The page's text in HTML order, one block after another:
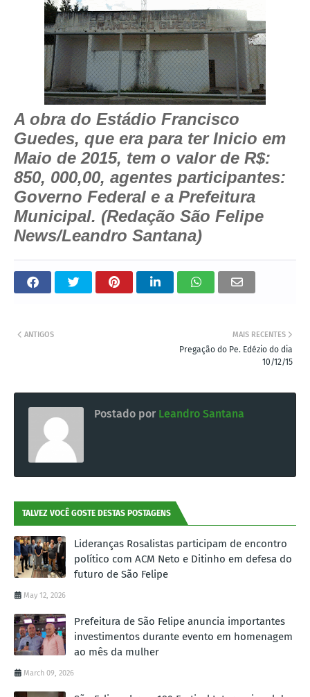
A obra do Estádio Francisco
Guedes, que era para ter Inicio em
Maio de 2015, tem o valor de R$:
850, 000,00, agentes participantes:
Governo Federal e a Prefeitura
Municipal. (Redação São Felipe
News/Leandro Santana)
MAIS RECENTES
Pregação do Pe. Edézio do dia
10/12/15
ANTIGOS
Postado por Leandro Santana
TALVEZ VOCÊ GOSTE DESTAS POSTAGENS
Lideranças Rosalistas participam de encontro
político com ACM Neto e Ditinho em defesa do
futuro de São Felipe
May 12, 2026
Prefeitura de São Felipe anuncia importantes
investimentos durante evento em homenagem
ao mês da mulher
March 09, 2026